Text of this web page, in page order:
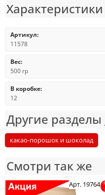
Характеристики
Артикул:
11578
Вес:
500 гр
В коробке:
12
Другие разделы
какао-порошок и шоколад
Смотри так же
Арт. 19764